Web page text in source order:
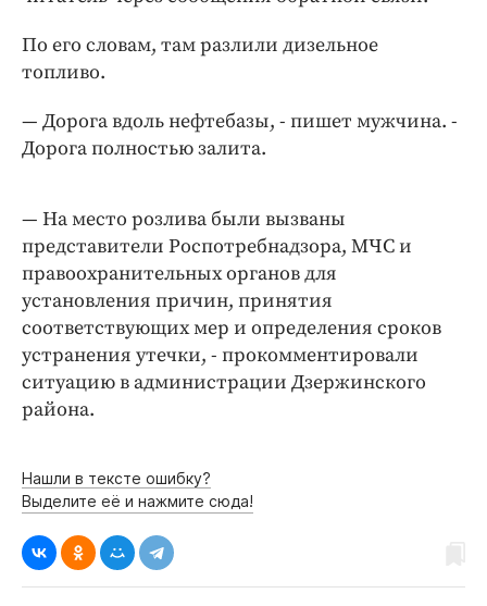
ПРОЕКТЫ
Блоги
Издания
Медиаперсона
Клиника года
Бренд года
Работодатель года
По его словам, там разлили дизельное
топливо.
— Дорога вдоль нефтебазы, - пишет мужчина. -
Дорога полностью залита.
— На место розлива были вызваны
представители Роспотребнадзора, МЧС и
правоохранительных органов для
установления причин, принятия
соответствующих мер и определения сроков
устранения утечки, - прокомментировали
ситуацию в администрации Дзержинского
района.
Нашли в тексте ошибку?
Выделите её и нажмите сюда!